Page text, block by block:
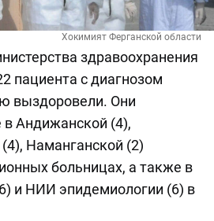
Хокимият Ферганской области
здравоохранения
пациента с диагнозом
выздоровели. Они
в Андижанской (4),
Наманганской (2)
больницах, а также в
и НИИ эпидемиологии (6) в